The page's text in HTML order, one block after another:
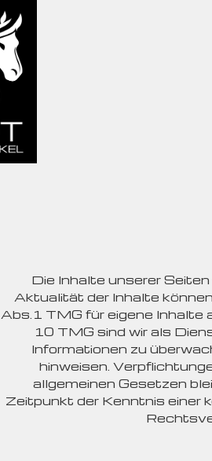
Die Inhalte unserer
Aktualität der Inhalte
Abs.1 TMG für eigene Inhalte
10 TMG sind wir als
Informationen zu
hinweisen.
allgemeinen Gesetzen
Zeitpunkt der Kenntnis einer